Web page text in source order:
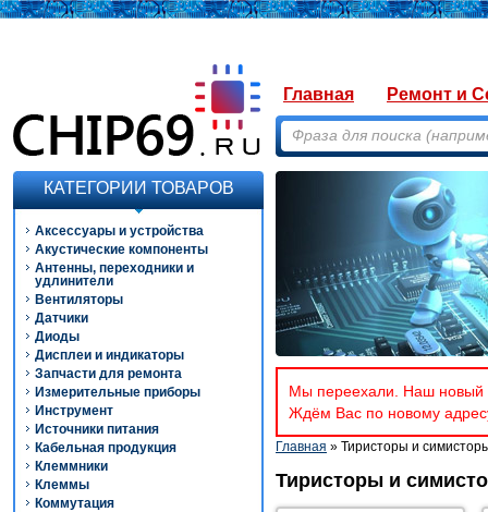
Главная Ремонт и
КАТЕГОРИИ ТОВАРОВ
Аксессуары и устройства
Акустические компоненты
Антенны, переходники и
удлинители
Вентиляторы
Датчики
Диоды
Дисплеи и индикаторы
Запчасти для ремонта
Измерительные приборы
Инструмент
Источники питания
Кабельная продукция
Клеммники
Клеммы
Коммутация
Мы переехали. Наш новый
Ждём Вас по новому
Главная » Тиристоры и
Тиристоры и